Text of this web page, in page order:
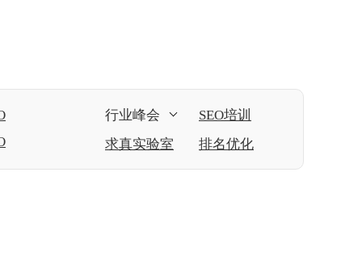
行业峰会
SEO培训
求真实验室
排名优化